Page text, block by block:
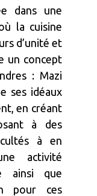
dans une
la cuisine
d’unité et
un concept
: Mazi
ses idéaux
en créant
à des
à en
activité
ainsi que
pour ces